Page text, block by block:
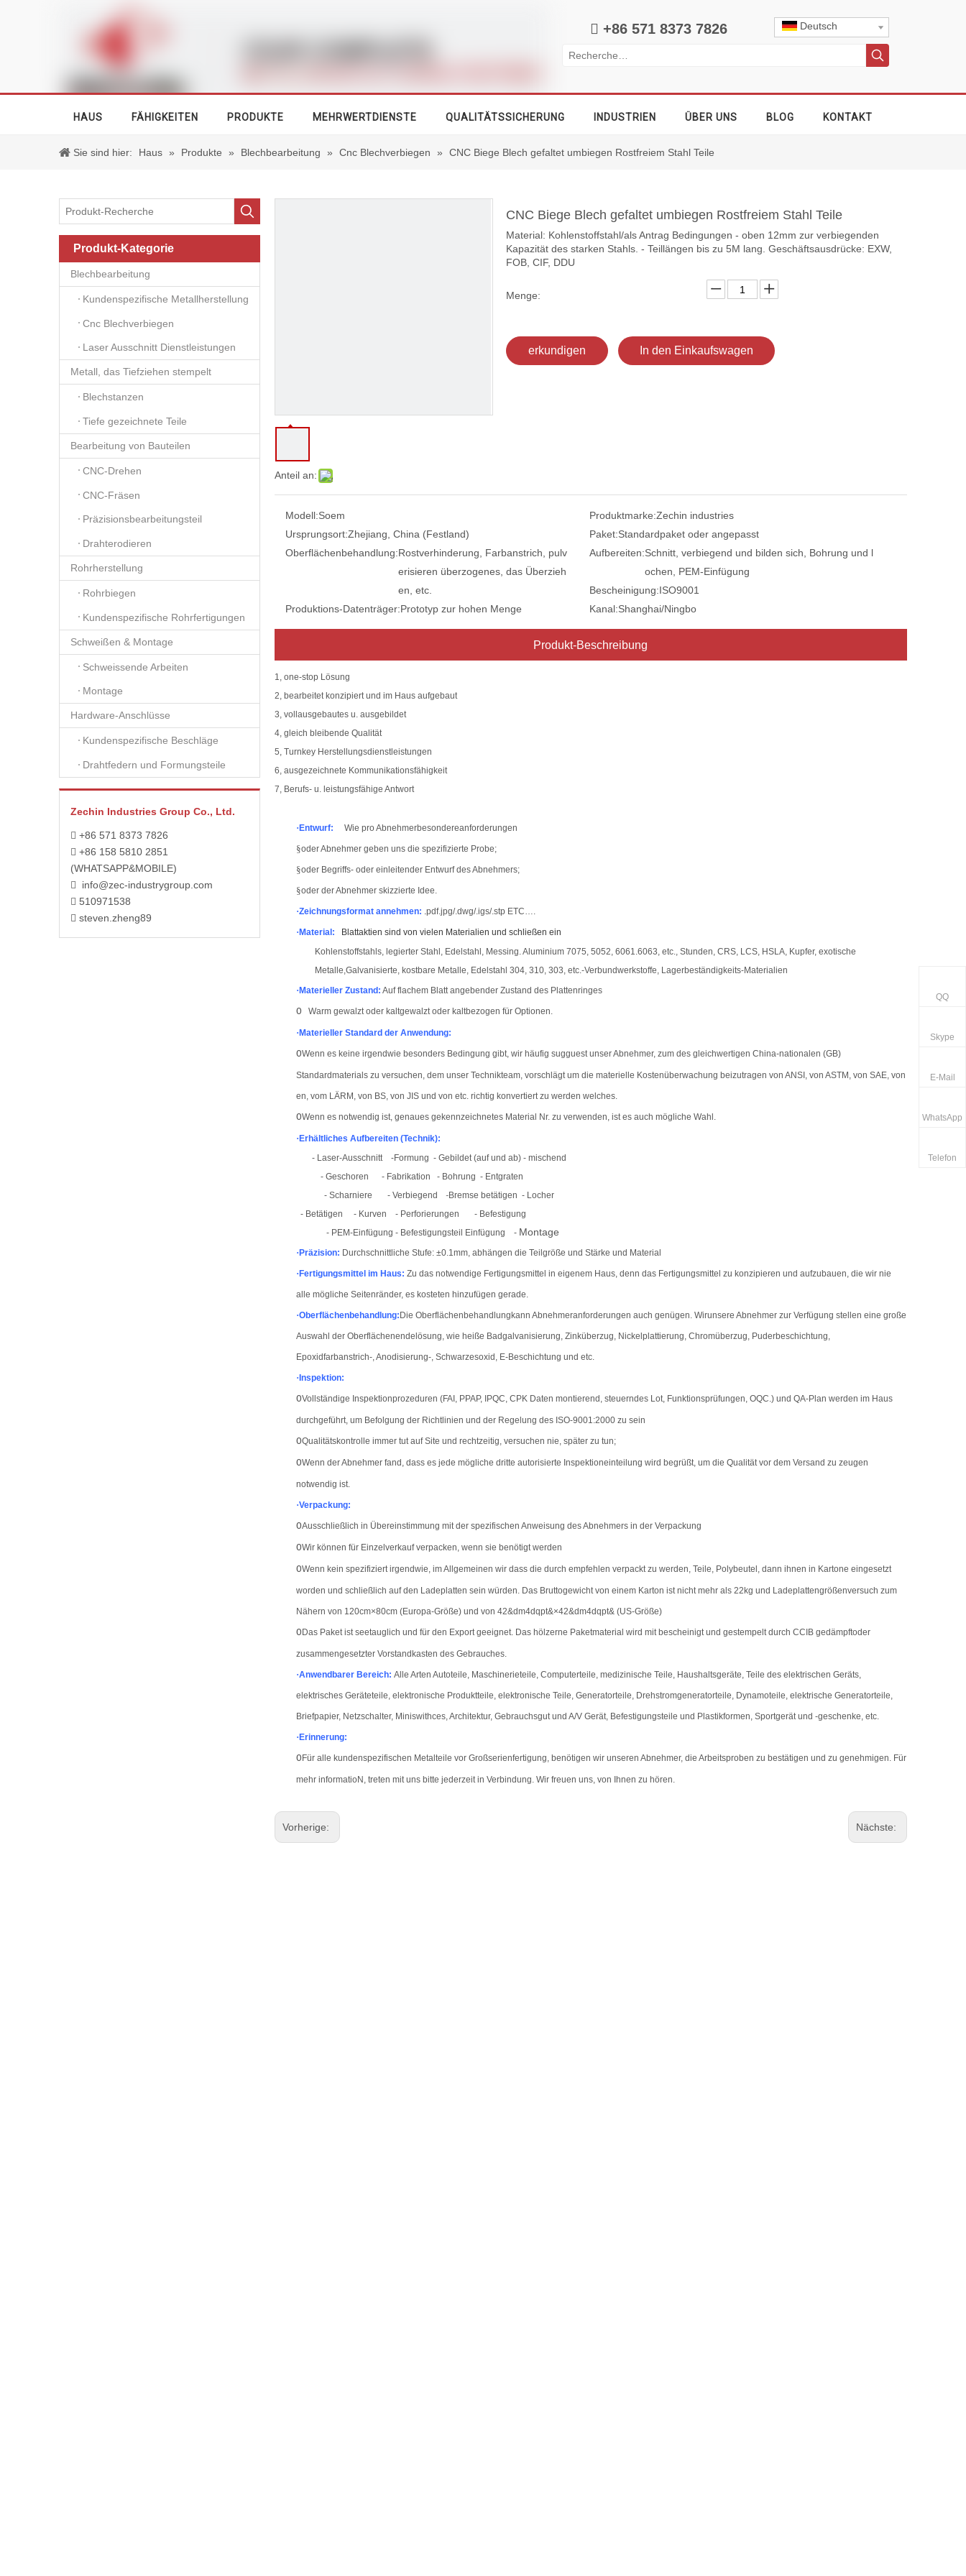
 +86 571 8373 7826 Deutsch
HAUS FÄHIGKEITEN PRODUKTE MEHRWERTDIENSTE QUALITÄTSSICHERUNG INDUSTRIEN ÜBER UNS BLOG KONTAKT
Sie sind hier: Haus » Produkte » Blechbearbeitung » Cnc Blechverbiegen » CNC Biege Blech gefaltet umbiegen Rostfreiem Stahl Teile
Produkt-Kategorie
Blechbearbeitung
Kundenspezifische Metallherstellung
Cnc Blechverbiegen
Laser Ausschnitt Dienstleistungen
Metall, das Tiefziehen stempelt
Blechstanzen
Tiefe gezeichnete Teile
Bearbeitung von Bauteilen
CNC-Drehen
CNC-Fräsen
Präzisionsbearbeitungsteil
Drahterodieren
Rohrherstellung
Rohrbiegen
Kundenspezifische Rohrfertigungen
Schweißen & Montage
Schweissende Arbeiten
Montage
Hardware-Anschlüsse
Kundenspezifische Beschläge
Drahtfedern und Formungsteile
Zechin Industries Group Co., Ltd.
 +86 571 8373 7826
 +86 158 5810 2851
(WHATSAPP&MOBILE)
 info@zec-industrygroup.com
 510971538
 steven.zheng89
Anteil an:
CNC Biege Blech gefaltet umbiegen Rostfreiem Stahl Teile
Material: Kohlenstoffstahl/als Antrag Bedingungen - oben 12mm zur verbiegenden
Kapazität des starken Stahls. - Teillängen bis zu 5M lang. Geschäftsausdrücke: EXW,
FOB, CIF, DDU
Menge:
erkundigen In den Einkaufswagen
Modell:Soem Produktmarke:Zechin industries
Ursprungsort:Zhejiang, China (Festland) Paket:Standardpaket oder angepasst
Oberflächenbehandlung:Rostverhinderung, Farbanstrich, pulv
erisieren überzogenes, das Überzieh
en, etc.
Aufbereiten:Schnitt, verbiegend und bilden sich, Bohrung und l
ochen, PEM-Einfügung
Bescheinigung:ISO9001
Produktions-Datenträger:Prototyp zur hohen Menge Kanal:Shanghai/Ningbo
Produkt-Beschreibung
1, one-stop Lösung
2, bearbeitet konzipiert und im Haus aufgebaut
3, vollausgebautes u. ausgebildet
4, gleich bleibende Qualität
5, Turnkey Herstellungsdienstleistungen
6, ausgezeichnete Kommunikationsfähigkeit
7, Berufs- u. leistungsfähige Antwort
· Entwurf: Wie pro Abnehmerbesondereanforderungen
§oder Abnehmer geben uns die spezifizierte Probe;
§oder Begriffs- oder einleitender Entwurf des Abnehmers;
§oder der Abnehmer skizzierte Idee.
·Zeichnungsformat annehmen: .pdf.jpg/.dwg/.igs/.stp ETC….
· Material:
Blattaktien sind von vielen Materialien und schließen ein
Kohlenstoffstahl s, legierter Stahl, Edelstahl, Messing.Aluminium 7075, 5052, 6061.6063, etc., Stunden, CRS, LCS, HSLA, Kupfer, exotische
Metalle,Galvanisierte, kostbare Metalle, Edelstahl 304, 310, 303, etc.-Verbundwerkstoffe, Lagerbeständigkeits-Materialien
· Materieller Zustand: Auf flachem Blatt angebender Zustand des Plattenringes
O Warm gewalzt oder kaltgewalzt oder kaltbezogen für Optionen.
· Materieller Standard der Anwendung:
OWenn es keine irgendwie besonders Bedingung gibt, wir häufig sugguest unser Abnehmer, zum des gleichwertigen China-nationalen (GB)
Standardmaterials zu versuchen, dem unser Technikteam, vorschlägt um die materielle Kostenüberwachung beizutragen von ANSI, von ASTM, von SAE, von
en, vom LÄRM, von BS, von JIS und von etc. richtig konvertiert zu werden welches.
OWenn es notwendig ist, genaues gekennzeichnetes Material Nr. zu verwenden, ist es auch mögliche Wahl.
· Erhältliches Aufbereiten (Technik):
- Laser-Ausschnitt -Formung - Gebildet (auf und ab) - mischend
- Geschoren - Fabrikation - Bohrung - Entgraten
- Scharniere
- Verbiegend -Bremse betätigen - Locher
- Betätigen - Kurven - Perforierungen - Befestigung
- PEM-Einfügung - Befestigungsteil Einfügung - Montage
· Präzision: Durchschnittliche Stufe: ±0.1mm, abhängen die Teilgröße und Stärke und Material
· Fertigungsmittel im Haus: Zu das notwendige Fertigungsmittel in eigenem Haus, denn das Fertigungsmittel zu konzipieren und aufzubauen, die wir nie
alle mögliche Seitenränder, es kosteten hinzufügen gerade.
·Oberflächenbehandlung: Die Oberflächenbehandlung kann Abnehmeranforderungen auch genügen. Wirunsere Abnehmer zur Verfügung stellen eine große
Auswahl der Oberflächenendelösung, wie heiße Badgalvanisierung, Zinküberzug, Nickelplattierung, Chromüberzug, Puderbeschichtung,
Epoxidfarbanstrich-, Anodisierung-, Schwarzesoxid, E-Beschichtung und etc.
· Inspektion:
OVollständige Inspektionprozeduren (FAI, PPAP, IPQC, CPK Daten montierend, steuerndes Lot, Funktionsprüfungen, OQC.) und QA-Plan werden im Haus
durchgeführt, um Befolgung der Richtlinien und der Regelung des ISO-9001:2000 zu sein
OQualitätskontrolle immer tut auf Site und rechtzeitig, versuchen nie, später zu tun;
OWenn der Abnehmer fand, dass es jede mögliche dritte autorisierte Inspektioneinteilung wird begrüßt, um die Qualität vor dem Versand zu zeugen
notwendig ist.
·Verpackung:
OAusschließlich in Übereinstimmung mit der spezifischen Anweisung des Abnehmers in der Verpackung
OWir können für Einzelverkauf verpacken, wenn sie benötigt werden
OWenn kein spezifiziert irgendwie, im Allgemeinen wir dass die durch empfehlen verpackt zu werden, Teile, Polybeutel, dann ihnen in Kartone eingesetzt
worden und schließlich auf den Ladeplatten sein würden. Das Bruttogewicht von einem Karton ist nicht mehr als 22kg und Ladeplattengrößenversuch zum
Nähern von 120cm×80cm (Europa-Größe) und von 42&dm4dqpt&×42&dm4dqpt& (US-Größe)
O Das Paket ist seetauglich und für den Export geeignet. Das hölzerne Paketmaterial wird mit bescheinigt und gestempelt durch CCIB gedämpftoder
zusammengesetzter Vorstandkasten des Gebrauches.
·Anwendbarer Bereich: Alle Arten Autoteile, Maschinerieteile, Computerteile, medizinische Teile, Haushaltsgeräte, Teile des elektrischen Geräts,
elektrisches Geräteteile, elektronische Produktteile, elektronische Teile, Generatorteile, Drehstromgeneratorteile, Dynamoteile, elektrische Generatorteile,
Briefpapier, Netzschalter, Miniswithces, Architektur, Gebrauchsgut und A/V Gerät, Befestigungsteile und Plastikformen, Sportgerät und -geschenke, etc.
· Erinnerung:
O Für alle kundenspezifischen Metalteile vor Großserienfertigung, benötigen wir unseren Abnehmer, die Arbeitsproben zu bestätigen und zu genehmigen. Für
mehr informatioN, treten mit uns bitte jederzeit in Verbindung. Wir freuen uns, von Ihnen zu hören.
Vorherige: Nächste:
QQ
Skype
E-Mail
WhatsApp
Telefon